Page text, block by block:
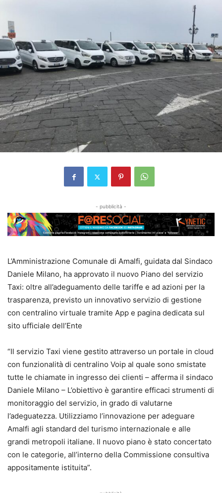
- pubblicità -
L’Amministrazione Comunale di Amalfi, guidata dal Sindaco
Daniele Milano, ha approvato il nuovo Piano del servizio
Taxi: oltre all’adeguamento delle tariffe e ad azioni per la
trasparenza, previsto un innovativo servizio di gestione
con centralino virtuale tramite App e pagina dedicata sul
sito ufficiale dell’Ente
“Il servizio Taxi viene gestito attraverso un portale in cloud
con funzionalità di centralino Voip al quale sono smistate
tutte le chiamate in ingresso dei clienti – afferma il sindaco
Daniele Milano – L’obiettivo è garantire efficaci strumenti di
monitoraggio del servizio, in grado di valutarne
l’adeguatezza. Utilizziamo l’innovazione per adeguare
Amalfi agli standard del turismo internazionale e alle
grandi metropoli italiane. Il nuovo piano è stato concertato
con le categorie, all’interno della Commissione consultiva
appositamente istituita”.